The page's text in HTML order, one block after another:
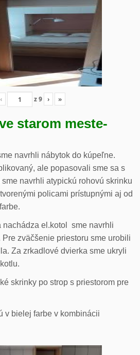
‹ z9 › »
starom meste-
navrhli nábytok do kúpeľne.
ale popasovali sme sa s
navrhli atypickú rohovú skrinku
policami prístupnými aj od
nachádza el.kotol sme navrhli
zväčšenie priestoru sme urobili
Za zrkadlové dvierka sme ukryli
skrinky po strop s priestorom pre
v bielej farbe v kombinácii